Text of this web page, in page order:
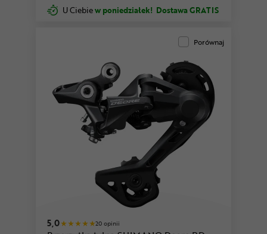
U Ciebiew poniedziałek! Dostawa GRATIS
Porównaj
5,0 20 opinii